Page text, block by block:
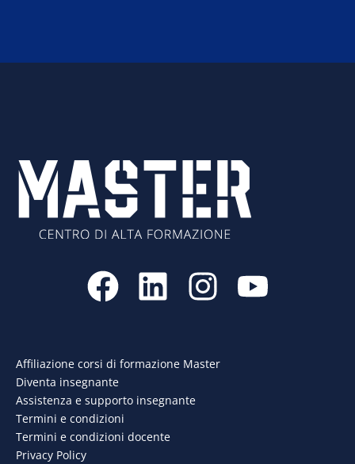
F
a
e
b
o
L
i
k
e
d
I
n
t
Y
o
Affiliazione corsi di formazione Master
Diventa insegnante
Assistenza e supporto insegnante
Termini e condizioni
Termini e condizioni docente
Privacy Policy